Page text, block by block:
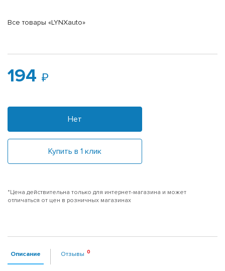
Все товары «LYNXauto»
194
Нет
Купить в 1 клик
*Цена действительна только для интернет-магазина и может
отличаться от цен в розничных магазинах
Описание Отзывы